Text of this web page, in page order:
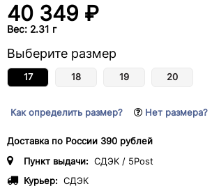
40 349 ₽
Вес: 2.31 г
Выберите размер
17 18 19 20
Как определить размер? Нет размера?
Доставка по России 390 рублей
Пункт выдачи: СДЭК / 5Post
Курьер: СДЭК